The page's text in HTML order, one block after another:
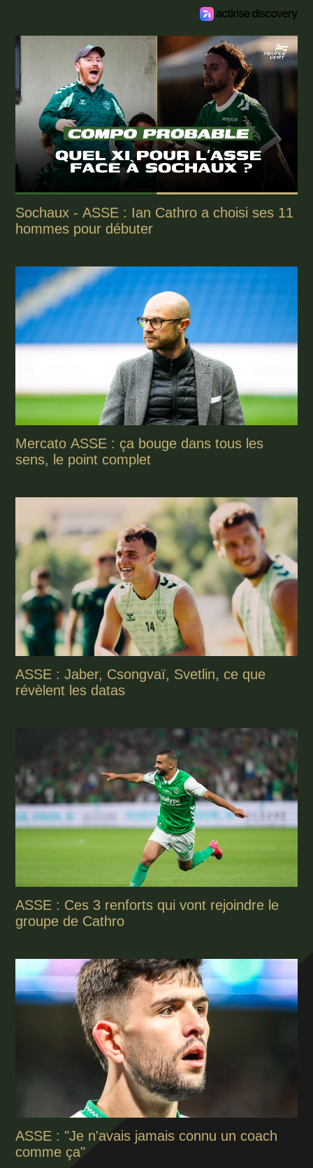
Sochaux - ASSE : Ian Cathro a choisi ses 11
hommes pour débuter
Mercato ASSE : ça bouge dans tous les
sens, le point complet
ASSE : Jaber, Csongvaï, Svetlin, ce que
révèlent les datas
ASSE : Ces 3 renforts qui vont rejoindre le
groupe de Cathro
ASSE : "Je n'avais jamais connu un coach
comme ça"